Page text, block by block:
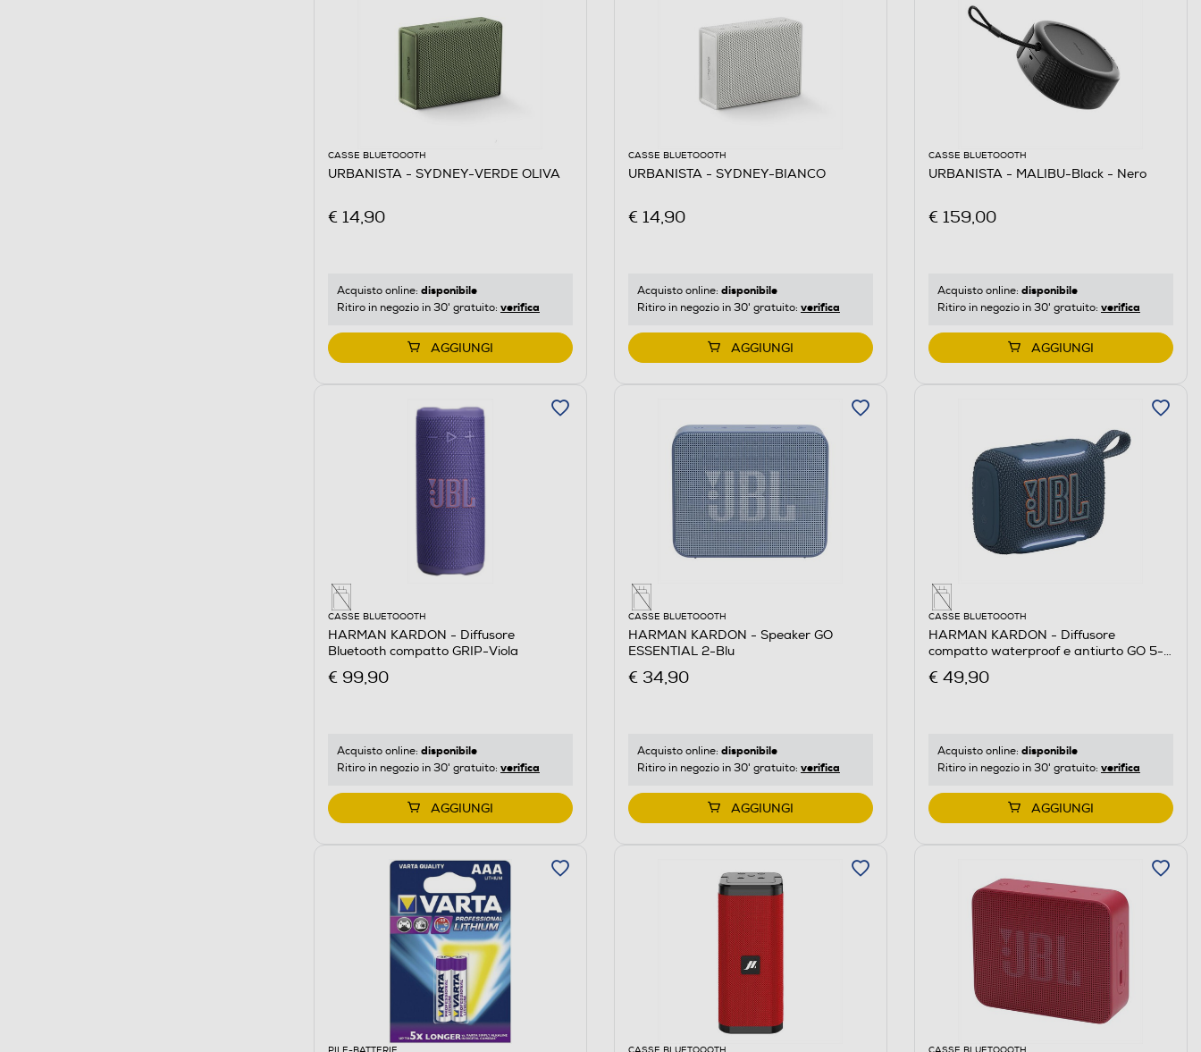
CASSE BLUETOOOTH
URBANISTA - SYDNEY-VERDE OLIVA
€ 14,90
Acquisto online: disponibile
Ritiro in negozio in 30' gratuito: verifica
AGGIUNGI
CASSE BLUETOOOTH
URBANISTA - SYDNEY-BIANCO
€ 14,90
Acquisto online: disponibile
Ritiro in negozio in 30' gratuito: verifica
AGGIUNGI
CASSE BLUETOOOTH
URBANISTA - MALIBU-Black - Nero
€ 159,00
Acquisto online: disponibile
Ritiro in negozio in 30' gratuito: verifica
AGGIUNGI
CASSE BLUETOOOTH
HARMAN KARDON - Diffusore
Bluetooth compatto GRIP-Viola
€ 99,90
Acquisto online: disponibile
Ritiro in negozio in 30' gratuito: verifica
AGGIUNGI
CASSE BLUETOOOTH
HARMAN KARDON - Speaker GO
ESSENTIAL 2-Blu
€ 34,90
Acquisto online: disponibile
Ritiro in negozio in 30' gratuito: verifica
AGGIUNGI
CASSE BLUETOOOTH
HARMAN KARDON - Diffusore
compatto waterproof e antiurto GO 5-
€ 49,90
Acquisto online: disponibile
Ritiro in negozio in 30' gratuito: verifica
AGGIUNGI